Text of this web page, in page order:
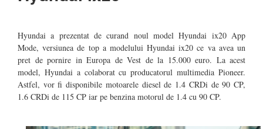
Hyundai a prezentat de curand noul model Hyundai ix20 App
Mode, versiunea de top a modelului Hyundai ix20 ce va avea un
pret de pornire in Europa de Vest de la 15.000 euro. La acest
model, Hyundai a colaborat cu producatorul multimedia Pioneer.
Astfel, vor fi disponibile motoarele diesel de 1.4 CRDi de 90 CP,
1.6 CRDi de 115 CP iar pe benzina motorul de 1.4 cu 90 CP.